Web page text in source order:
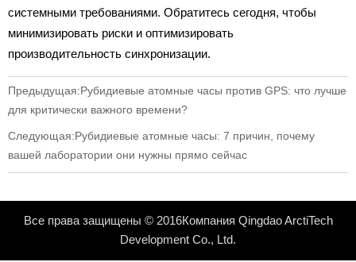
системными требованиями. Обратитесь сегодня, чтобы
минимизировать риски и оптимизировать
производительность синхронизации.
Предыдущая:Рубидиевые атомные часы против GPS: что лучше
для критически важного времени?
Следующая:Рубидиевые атомные часы: 7 причин, почему
вашей лаборатории они нужны прямо сейчас
Все права защищены © 2016Компания Qingdao ArctiTech
Development Co., Ltd.